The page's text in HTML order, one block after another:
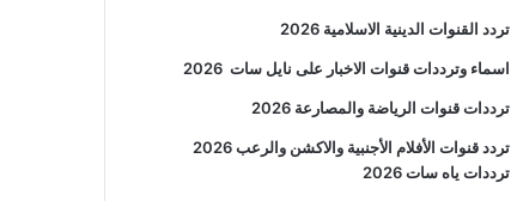
تردد القنوات الدينية الاسلامية 2026
اسماء وترددات قنوات الاخبار على نايل سات2026
ترددات قنوات الرياضة والمصارعة2026
تردد قنوات الأفلام الأجنبية والاكشن والرعب2026
ترددات ياه سات 2026